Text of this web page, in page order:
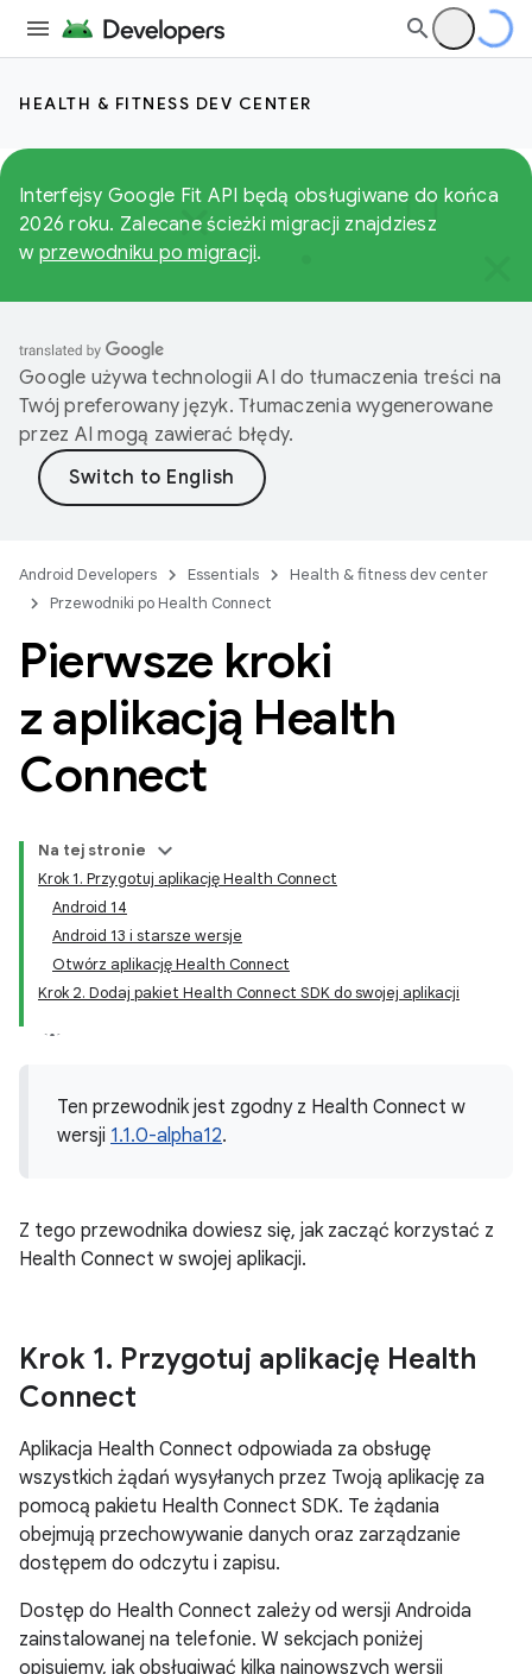
HEALTH & FITNESS DEV CENTER
Interfejsy Google Fit API będą obsługiwane do końca
2026 roku. Zalecane ścieżki migracji znajdziesz
w przewodniku po migracji.
Google używa technologii AI do tłumaczenia treści na
Twój preferowany język. Tłumaczenia wygenerowane
przez AI mogą zawierać błędy.
Android Developers Essentials
Health & fitness dev center
Przewodniki po Health Connect
Pierwsze kroki
z aplikacją Health
Connect
Na tej stronie
Krok 1. Przygotuj aplikację Health Connect
Android 14
Android 13 i starsze wersje
Otwórz aplikację Health Connect
Krok 2. Dodaj pakiet Health Connect SDK do swojej aplikacji
Ten przewodnik jest zgodny z Health Connect w
wersji 1.1.0-alpha12.
Z tego przewodnika dowiesz się, jak zacząć korzystać z
Health Connect w swojej aplikacji.
Krok 1. Przygotuj aplikację Health
Connect
Aplikacja Health Connect odpowiada za obsługę
wszystkich żądań wysyłanych przez Twoją aplikację za
pomocą pakietu Health Connect SDK. Te żądania
obejmują przechowywanie danych oraz zarządzanie
dostępem do odczytu i zapisu.
Dostęp do Health Connect zależy od wersji Androida
zainstalowanej na telefonie. W sekcjach poniżej
opisujemy, jak obsługiwać kilka najnowszych wersji